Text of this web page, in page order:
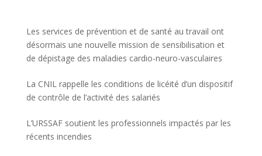
Les services de prévention et de santé au travail ont
désormais une nouvelle mission de sensibilisation et
de dépistage des maladies cardio-neuro-vasculaires
La CNIL rappelle les conditions de licéité d’un dispositif
de contrôle de l’activité des salariés
L’URSSAF soutient les professionnels impactés par les
récents incendies